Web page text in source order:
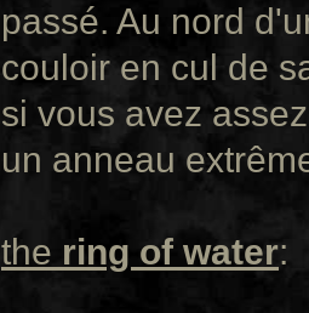
passé. Au nord
couloir en cul de
si vous avez
un anneau
the ring of water: